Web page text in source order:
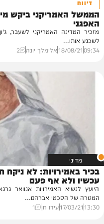
ביקש מישראל:
האמריקני לשעבר, ג'ון קרי פנה
לא ניקח חלק
אף פעם
האמירויות אנוואר גרגאש